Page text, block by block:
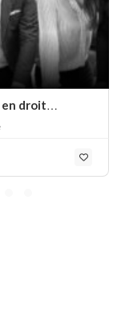
en droit
financières